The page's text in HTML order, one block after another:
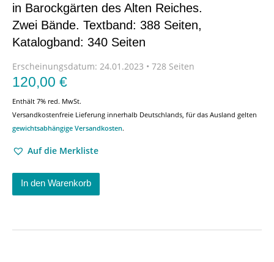
in Barockgärten des Alten Reiches.
Zwei Bände. Textband: 388 Seiten,
Katalogband: 340 Seiten
Erscheinungsdatum: 24.01.2023 • 728 Seiten
120,00 €
Enthält 7% red. MwSt.
Versandkostenfreie Lieferung innerhalb Deutschlands, für das Ausland gelten
gewichtsabhängige Versandkosten.
Auf die Merkliste
In den Warenkorb